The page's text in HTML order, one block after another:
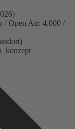
/ Open Air: 4.000 /